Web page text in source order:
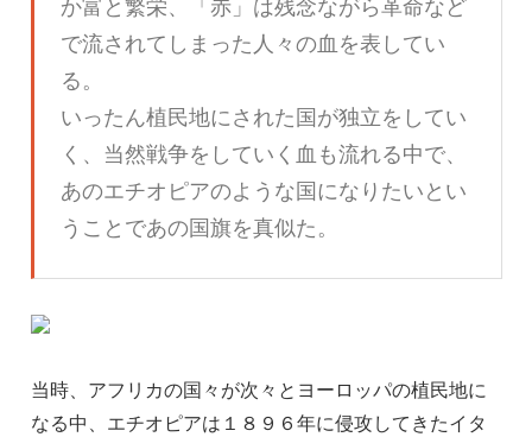
で流されてしまった人々の血を表してい
る。
いったん植民地にされた国が独立をしてい
く、当然戦争をしていく血も流れる中で、
あのエチオピアのような国になりたいとい
うことであの国旗を真似た。
当時、アフリカの国々が次々とヨーロッパの植民地に
なる中、エチオピアは１８９６年に侵攻してきたイタ